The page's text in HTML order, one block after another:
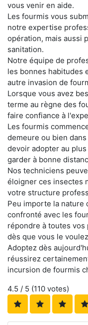
vous venir en aide.
Les fourmis vous
notre expertise
opération, mais aussi
sanitation.
Notre équipe de
les bonnes habitudes
autre invasion de
Lorsque vous avez
terme au règne des
faire confiance à
Les fourmis
demeure ou bien
devoir adopter au
garder à bonne
Nos techniciens
éloigner ces insectes
votre structure
Peu importe la nature
confronté avec les
répondre à toutes
dès que vous le
Adoptez dès
réussirez
incursion de fourmis
4.5 / 5 (110 votes)